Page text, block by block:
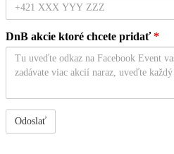
DnB akcie ktoré chcete pridať*